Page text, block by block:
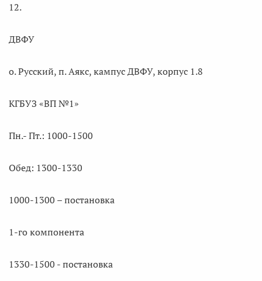
12.
ДВФУ
о. Русский, п. Аякс, кампус ДВФУ, корпус 1.8
КГБУЗ «ВП №1»
Пн.- Пт.: 1000-1500
Обед: 1300-1330
1000-1300 – постановка
1-го компонента
1330-1500 - постановка